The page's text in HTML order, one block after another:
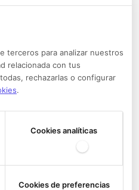
terceros para analizar nuestros
relacionada con tus
rechazarlas o configurar
.
Cookies analíticas
Cookies de preferencias